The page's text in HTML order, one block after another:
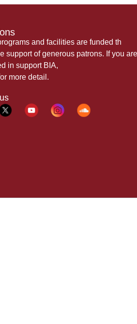
and facilities are funded th
support of generous patrons. If you are
in support BIA,
more detail.